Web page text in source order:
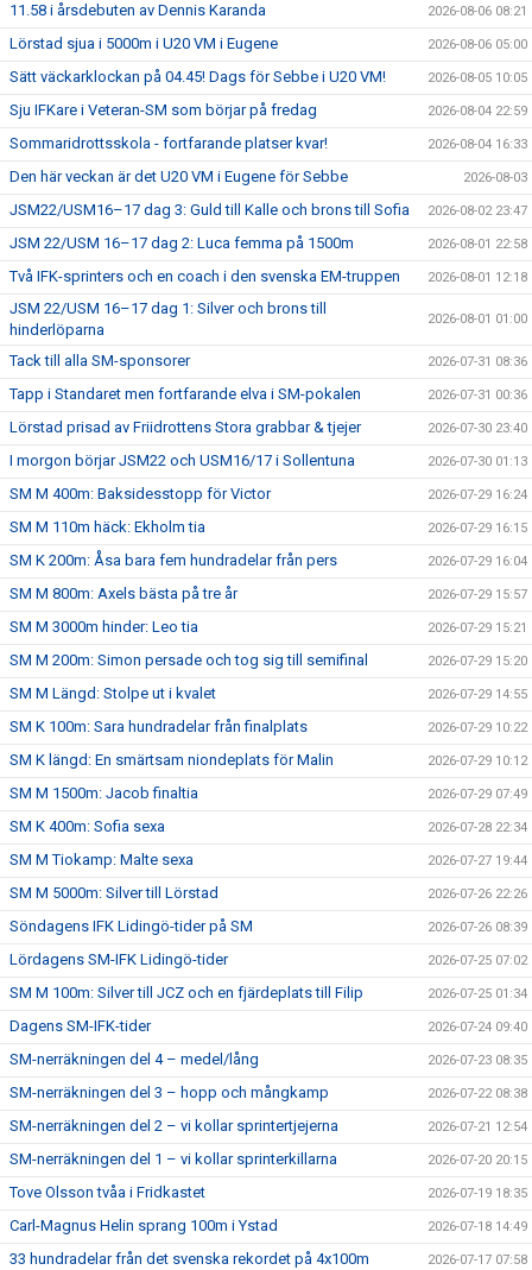
11.58 i årsdebuten av Dennis Karanda 2026-08-06 08:21
Lörstad sjua i 5000m i U20 VM i Eugene 2026-08-06 05:00
Sätt väckarklockan på 04.45! Dags för Sebbe i U20 VM! 2026-08-05 10:05
Sju IFKare i Veteran-SM som börjar på fredag 2026-08-04 22:59
Sommaridrottsskola - fortfarande platser kvar! 2026-08-04 16:33
Den här veckan är det U20 VM i Eugene för Sebbe 2026-08-03
JSM22/USM16–17 dag 3: Guld till Kalle och brons till Sofia 2026-08-02 23:47
JSM 22/USM 16–17 dag 2: Luca femma på 1500m 2026-08-01 22:58
Två IFK-sprinters och en coach i den svenska EM-truppen 2026-08-01 12:18
JSM 22/USM 16–17 dag 1: Silver och brons till
hinderlöparna
2026-08-01 01:00
Tack till alla SM-sponsorer 2026-07-31 08:36
Tapp i Standaret men fortfarande elva i SM-pokalen 2026-07-31 00:36
Lörstad prisad av Friidrottens Stora grabbar & tjejer 2026-07-30 23:40
I morgon börjar JSM22 och USM16/17 i Sollentuna 2026-07-30 01:13
SM M 400m: Baksidesstopp för Victor 2026-07-29 16:24
SM M 110m häck: Ekholm tia 2026-07-29 16:15
SM K 200m: Åsa bara fem hundradelar från pers 2026-07-29 16:04
SM M 800m: Axels bästa på tre år 2026-07-29 15:57
SM M 3000m hinder: Leo tia 2026-07-29 15:21
SM M 200m: Simon persade och tog sig till semifinal 2026-07-29 15:20
SM M Längd: Stolpe ut i kvalet 2026-07-29 14:55
SM K 100m: Sara hundradelar från finalplats 2026-07-29 10:22
SM K längd: En smärtsam niondeplats för Malin 2026-07-29 10:12
SM M 1500m: Jacob finaltia 2026-07-29 07:49
SM K 400m: Sofia sexa 2026-07-28 22:34
SM M Tiokamp: Malte sexa 2026-07-27 19:44
SM M 5000m: Silver till Lörstad 2026-07-26 22:26
Söndagens IFK Lidingö-tider på SM 2026-07-26 08:39
Lördagens SM-IFK Lidingö-tider 2026-07-25 07:02
SM M 100m: Silver till JCZ och en fjärdeplats till Filip 2026-07-25 01:34
Dagens SM-IFK-tider 2026-07-24 09:40
SM-nerräkningen del 4 – medel/lång 2026-07-23 08:35
SM-nerräkningen del 3 – hopp och mångkamp 2026-07-22 08:38
SM-nerräkningen del 2 – vi kollar sprintertjejerna 2026-07-21 12:54
SM-nerräkningen del 1 – vi kollar sprinterkillarna 2026-07-20 20:15
Tove Olsson tvåa i Fridkastet 2026-07-19 18:35
Carl-Magnus Helin sprang 100m i Ystad 2026-07-18 14:49
33 hundradelar från det svenska rekordet på 4x100m 2026-07-17 07:58